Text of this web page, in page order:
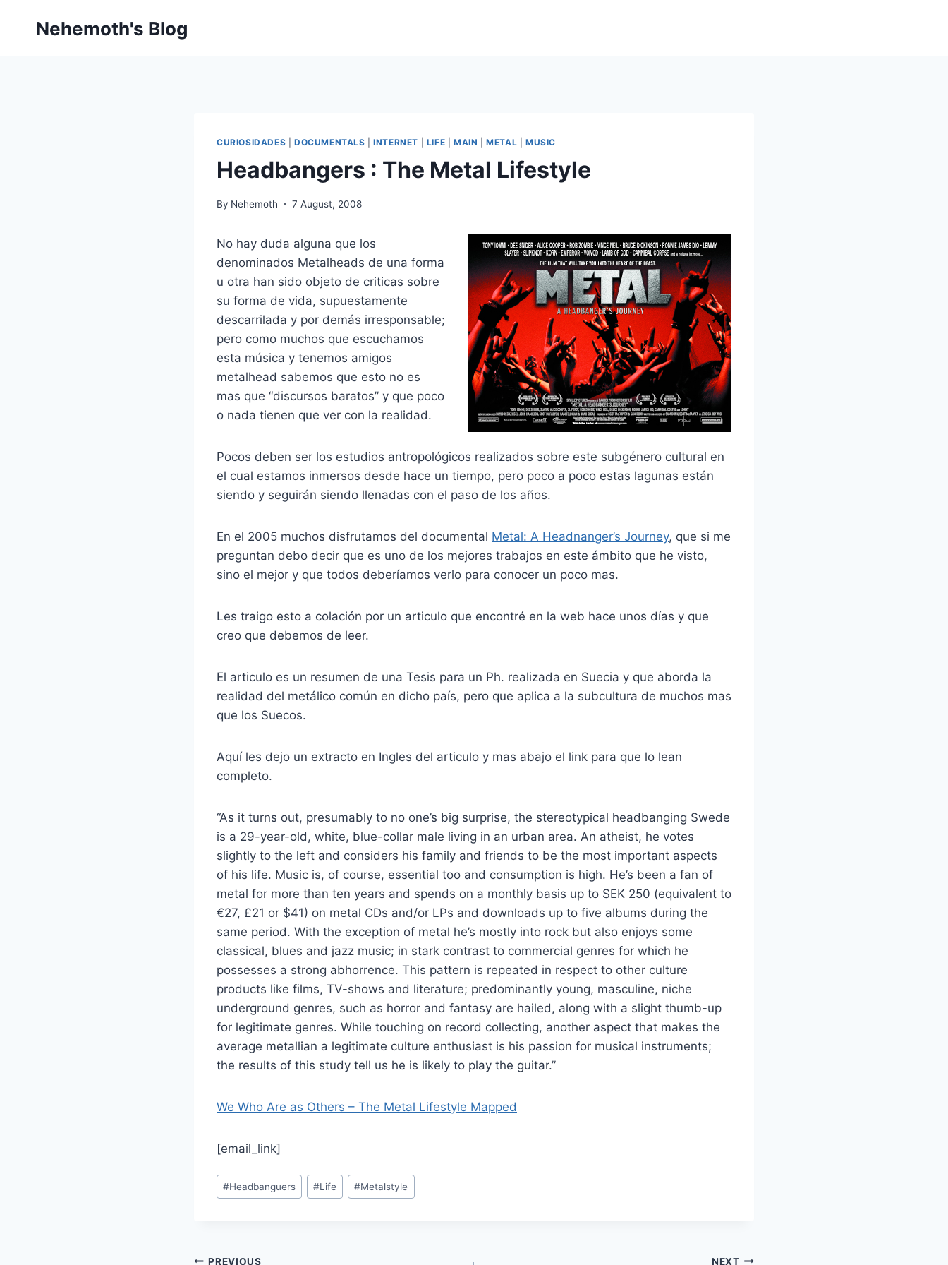
Nehemoth's Blog
CURIOSIDADES DOCUMENTALS |INTERNET LIFE |MAIN |METAL MUSIC
Headbangers : The Metal Lifestyle
By Nehemoth 7 August, 2008
No hay duda alguna que los
denominados Metalheads de una forma
u otra han sido objeto de criticas sobre
su forma de vida, supuestamente
descarrilada y por demás irresponsable;
pero como muchos que escuchamos
esta música y tenemos amigos
metalhead sabemos que esto no es
mas que “discursos baratos” y que poco
o nada tienen que ver con la realidad.
Pocos deben ser los estudios antropológicos realizados sobre este subgénero cultural en
el cual estamos inmersos desde hace un tiempo, pero poco a poco estas lagunas están
siendo y seguirán siendo llenadas con el paso de los años.
En el 2005 muchos disfrutamos del documental Metal: A Headnanger’s Journey, que si me
preguntan debo decir que es uno de los mejores trabajos en este ámbito que he visto,
sino el mejor y que todos deberíamos verlo para conocer un poco mas.
Les traigo esto a colación por un articulo que encontré en la web hace unos días y que
creo que debemos de leer.
El articulo es un resumen de una Tesis para un Ph. realizada en Suecia y que aborda la
realidad del metálico común en dicho país, pero que aplica a la subcultura de muchos mas
que los Suecos.
Aquí les dejo un extracto en Ingles del articulo y mas abajo el link para que lo lean
completo.
“As it turns out, presumably to no one’s big surprise, the stereotypical headbanging Swede
is a 29-year-old, white, blue-collar male living in an urban area. An atheist, he votes
slightly to the left and considers his family and friends to be the most important aspects
of his life. Music is, of course, essential too and consumption is high. He’s been a fan of
metal for more than ten years and spends on a monthly basis up to SEK 250 (equivalent to
€27, £21 or $41) on metal CDs and/or LPs and downloads up to five albums during the
same period. With the exception of metal he’s mostly into rock but also enjoys some
classical, blues and jazz music; in stark contrast to commercial genres for which he
possesses a strong abhorrence. This pattern is repeated in respect to other culture
products like films, TV-shows and literature; predominantly young, masculine, niche
underground genres, such as horror and fantasy are hailed, along with a slight thumb-up
for legitimate genres. While touching on record collecting, another aspect that makes the
average metallian a legitimate culture enthusiast is his passion for musical instruments;
the results of this study tell us he is likely to play the guitar.”
We Who Are as Others – The Metal Lifestyle Mapped
[email_link]
Post
Tags:
#Headbanguers #Life #Metalstyle
PREVIOUS NEXT